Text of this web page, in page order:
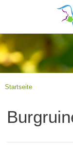
Startseite